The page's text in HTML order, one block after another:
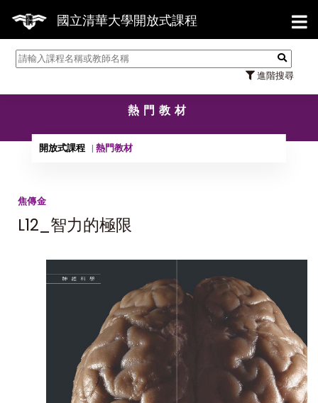
國立清華大學開放式課程
進階搜尋
【
熱門教材
開放式課程 熱門教材
焦傳金
L12_智力的極限